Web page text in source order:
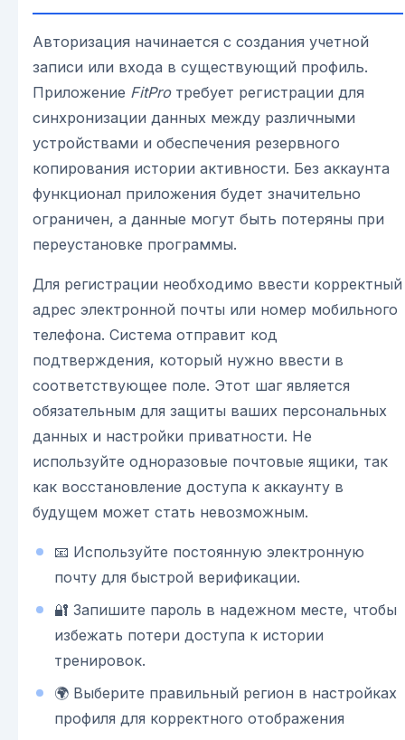
Авторизация начинается с создания учетной
записи или входа в существующий профиль.
Приложение FitProтребует регистрации для
синхронизации данных между различными
устройствами и обеспечения резервного
копирования истории активности. Без аккаунта
функционал приложения будет значительно
ограничен, а данные могут быть потеряны при
переустановке программы.
Для регистрации необходимо ввести корректный
адрес электронной почты или номер мобильного
телефона. Система отправит код
подтверждения, который нужно ввести в
соответствующее поле. Этот шаг является
обязательным для защиты ваших персональных
данных и настройки приватности. Не
используйте одноразовые почтовые ящики, так
как восстановление доступа к аккаунту в
будущем может стать невозможным.
📧 Используйте постоянную электронную
почту для быстрой верификации.
🔐 Запишите пароль в надежном месте, чтобы
избежать потери доступа к истории
тренировок.
🌍 Выберите правильный регион в настройках
профиля для корректного отображения